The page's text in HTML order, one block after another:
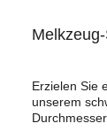
Erzielen Sie
unserem